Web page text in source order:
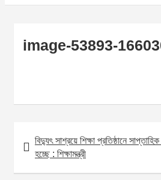
image-53893-
P
বিদ্যুৎ সাশ্রয়ে শিক্ষা প্রতিষ্ঠানে
হচ্ছে : শিক্ষামন্ত্রী